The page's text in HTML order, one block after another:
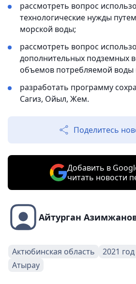
рассмотреть вопрос
технологические нужды
морской воды;
рассмотреть вопрос
дополнительных подземных
объемов потребляемой воды
разработать программу
Сагиз, Ойыл, Жем.
Поделитесь
Добавить в
читать новости
Айтурган
Актюбинская область 2021 год
Атырау